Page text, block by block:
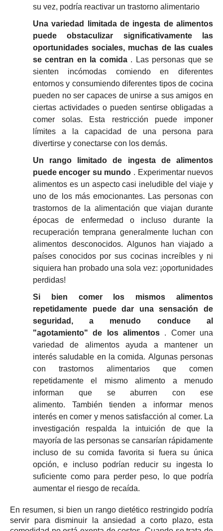
su vez, podría reactivar un trastorno alimentario
Una variedad limitada de ingesta de alimentos
puede obstaculizar significativamente las
oportunidades sociales, muchas de las cuales
se centran en la comida.
Las personas que se
sienten incómodas comiendo en diferentes
entornos y consumiendo diferentes tipos de cocina
pueden no ser capaces de unirse a sus amigos en
ciertas actividades o pueden sentirse obligadas a
comer solas.
Esta restricción puede imponer
límites a la capacidad de una persona para
divertirse y conectarse con los demás.
Un rango limitado de ingesta de alimentos
puede encoger su mundo . Experimentar nuevos
alimentos es un aspecto casi ineludible del viaje y
uno de los más emocionantes. Las personas con
trastornos de la alimentación que viajan durante
épocas de enfermedad o incluso durante la
recuperación temprana generalmente luchan con
alimentos desconocidos.Algunos han viajado a
países conocidos por sus cocinas increíbles y ni
siquiera han probado una sola vez: ¡oportunidades
perdidas!
Si bien comer los mismos alimentos
repetidamente puede dar una sensación de
seguridad, a menudo conduce al
"agotamiento" de los alimentos . Comer una
variedad de alimentos ayuda a mantener un
interés saludable en la comida. Algunas personas
con trastornos alimentarios que comen
repetidamente el mismo alimento a menudo
informan que se aburren con ese
alimento. También tienden a informar menos
interés en comer y menos satisfacción al comer. La
investigación respalda la intuición de que la
mayoría de las personas se cansarían rápidamente
incluso de su comida favorita si fuera su única
opción, e incluso podrían reducir su ingesta lo
suficiente como para perder peso, lo que podría
aumentar el riesgo de recaída.
En resumen, si bien un rango dietético restringido podría
servir para disminuir la ansiedad a corto plazo, esta